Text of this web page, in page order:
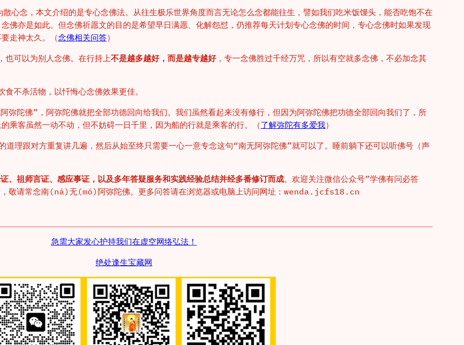
心念，本文介绍的是专心念佛法。从往生极乐世界角度而言无论怎么念都能往生，譬如我们吃米饭馒头，能否吃饱不在
佛亦是如此。但念佛祈愿文的目的是希望早日满愿、化解怨怼，仍推荐每天计划专心念佛的时间，专心念佛时如果发现
走神太久。（念佛相关问答）
可以为别人念佛。在行持上不是越多越好，而是越专越好，专一念佛胜过千经万咒，所以有空就多念佛，不必加念其
不杀活物，以忏悔心念佛效果更佳。
弥陀佛”，阿弥陀佛就把全部功德回向给我们。我们虽然看起来没有修行，但因为阿弥陀佛把功德全部回向我们了，所
乘客虽然一动不动，但不妨碍一日千里，因为船的行就是乘客的行。（了解弥陀有多爱我）
道理跟对方重复讲几遍，然后从始至终只需要一心一意专念这句“南无阿弥陀佛”就可以了。睡前躺下还可以听佛号（声
、祖师言证、感应事证，以及多年答疑服务和实践经验总结并经多番修订而成。欢迎关注微信公众号”学佛有问必答
，敬请常念南(ná)无(mó)阿弥陀佛。更多问答请在浏览器或电脑上访问网址：wenda.jcfs18.cn
急需大家发心护持我们在虚空网络弘法！
绝处逢生宝藏网